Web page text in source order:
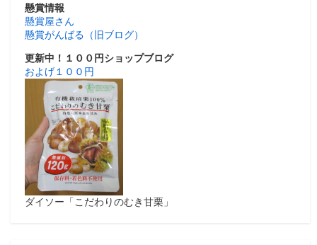
懸賞情報
懸賞屋さん
懸賞がんばる（旧ブログ）
更新中！１００円ショップブログ
およげ１００円
ダイソー「こだわりのむき甘栗」